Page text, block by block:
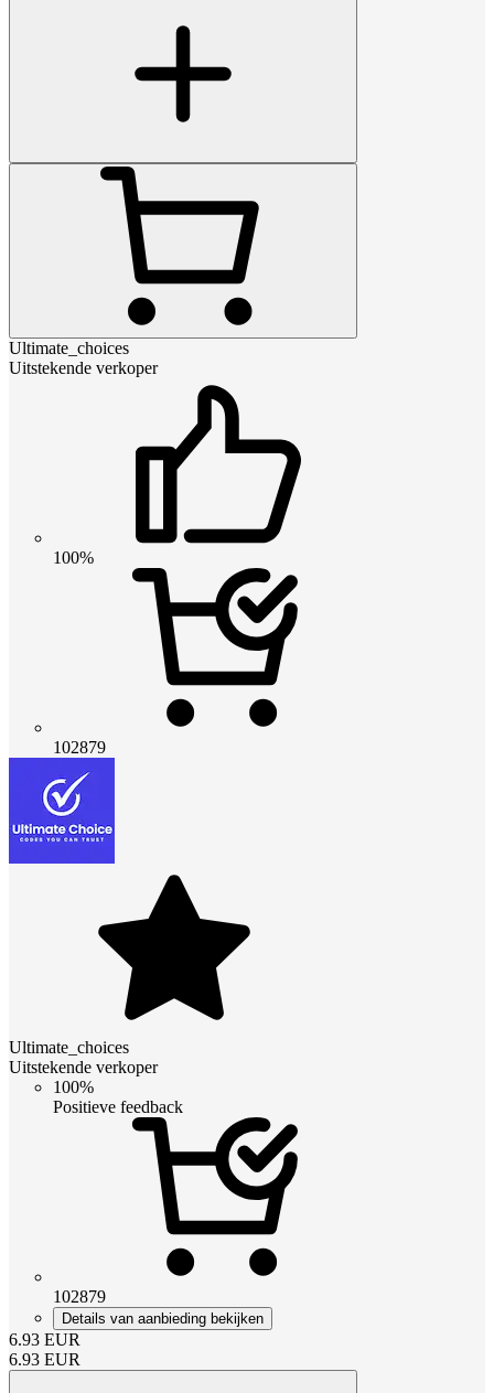
Ultimate_choices
Uitstekende verkoper
100%
102879
Ultimate_choices
Uitstekende verkoper
100%
Positieve feedback
102879
Details van aanbieding bekijken
6.93 EUR
6.93 EUR